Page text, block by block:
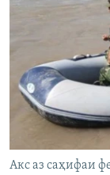
Акс аз саҳифаи